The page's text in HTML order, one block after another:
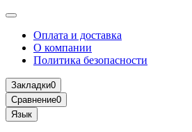
Оплата и доставка
О компании
Политика безопасности
Закладки0
Сравнение0
Язык